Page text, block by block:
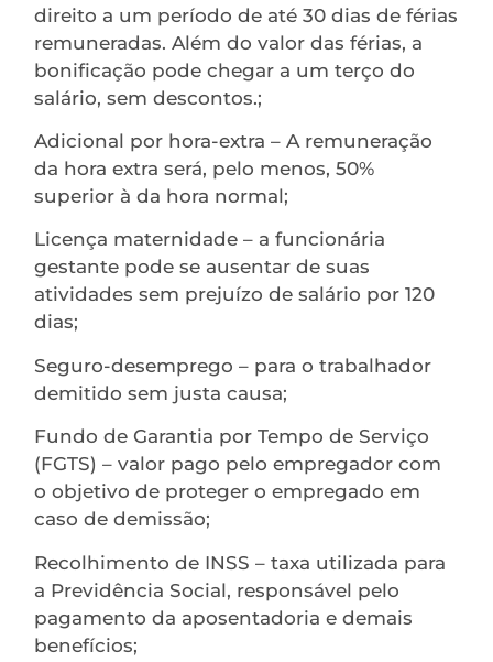
direito a um período de até 30 dias de férias
remuneradas. Além do valor das férias, a
bonificação pode chegar a um terço do
salário, sem descontos.;
Adicional por hora-extra – A remuneração
da hora extra será, pelo menos, 50%
superior à da hora normal;
Licença maternidade – a funcionária
gestante pode se ausentar de suas
atividades sem prejuízo de salário por 120
dias;
Seguro-desemprego – para o trabalhador
demitido sem justa causa;
Fundo de Garantia por Tempo de Serviço
(FGTS) – valor pago pelo empregador com
o objetivo de proteger o empregado em
caso de demissão;
Recolhimento de INSS – taxa utilizada para
a Previdência Social, responsável pelo
pagamento da aposentadoria e demais
benefícios;